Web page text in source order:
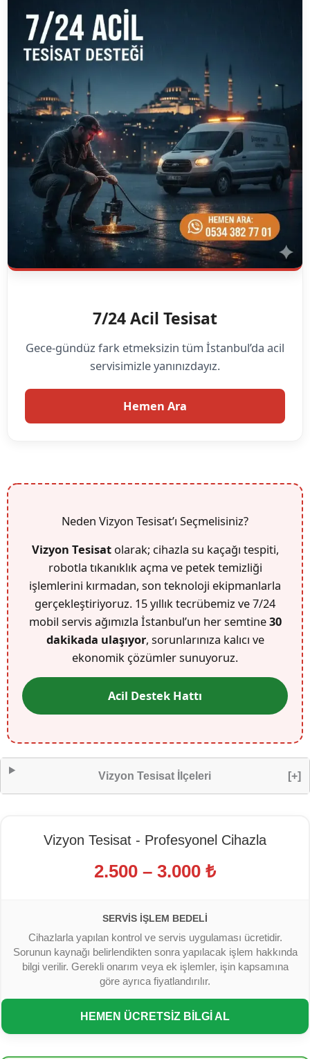
7/24 Acil Tesisat
Gece-gündüz fark etmeksizin tüm İstanbul’da acil
servisimizle yanınızdayız.
Hemen Ara
Neden Vizyon Tesisat’ı Seçmelisiniz?
Vizyon Tesisatolarak; cihazla su kaçağı tespiti,
robotla tıkanıklık açma ve petek temizliği
işlemlerini kırmadan, son teknoloji ekipmanlarla
gerçekleştiriyoruz. 15 yıllık tecrübemiz ve 7/24
mobil servis ağımızla İstanbul’un her semtine30
dakikada ulaşıyor, sorunlarınıza kalıcı ve
ekonomik çözümler sunuyoruz.
Acil Destek Hattı
Vizyon Tesisat İlçeleri [+]
Vizyon Tesisat - Profesyonel Cihazla
2.500 – 3.000 ₺
SERVIS İŞLEM BEDELI
Cihazlarla yapılan kontrol ve servis uygulaması ücretidir.
Sorunun kaynağı belirlendikten sonra yapılacak işlem hakkında
bilgi verilir. Gerekli onarım veya ek işlemler, işin kapsamına
göre ayrıca fiyatlandırılır.
HEMEN ÜCRETSİZ BİLGİ AL